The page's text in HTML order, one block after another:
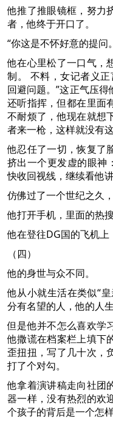
他推了推眼镜框，努力
者，他终于开口了。
“你这是不怀好意的提问
他在心里松了一口气，
制。 不料，女记者义
回避问题。”这正气压
还听指挥，但都在里面
不耐烦了，他现在就想
者来一枪，这样就没有
他忍任了一切，恢复了
挤出一个更发虚的眼神
快收回视线，继续看他
仿佛过了一个世纪之久
他打开手机，里面的热搜
他在登往DG国的飞机上
（四）
他的身世与众不同。
他从小就生活在类似“
分有名望的人，他的人
但是他并不怎么喜欢学
他撒谎在档案栏上填下
歪扭扭，写了几十次，
打了个对勾。
他拿着演讲稿走向社团
器一样，没有热烈的欢
个孩子的背后是一个怎